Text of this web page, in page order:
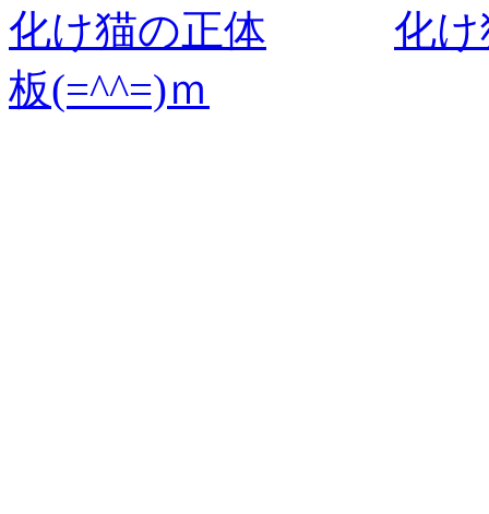
化け猫の正体
化
板(=^^=)ｍ